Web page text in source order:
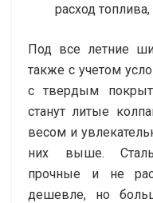
расход
Под все летние
также с учетом
с твердым
станут литые
весом и
них выше.
прочные и не
дешевле, но